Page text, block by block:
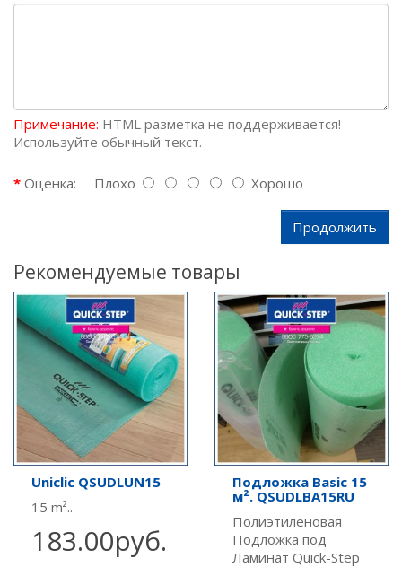
Примечание: HTML разметка не поддерживается!
Используйте обычный текст.
Оценка: Плохо Хорошо
Продолжить
Рекомендуемые товары
Uniclic QSUDLUN15
15 m²..
183.00руб.
Подложка Basic 15
м². QSUDLBA15RU
Полиэтиленовая
Подложка под
Ламинат Quick-Step